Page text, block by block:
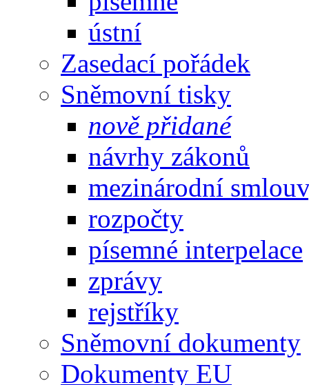
ústní
Zasedací pořádek
Sněmovní tisky
nově přidané
návrhy zákonů
mezinárodní
rozpočty
písemné interpelace
zprávy
rejstříky
Sněmovní dokumenty
Dokumenty EU